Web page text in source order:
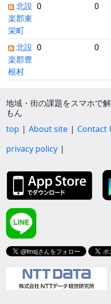
北設
楽郡東
栄町
0 0
北設
楽郡豊
根村
0 0
地域・街の課題をスマホで
もん
top
About site Contact
privacy policy